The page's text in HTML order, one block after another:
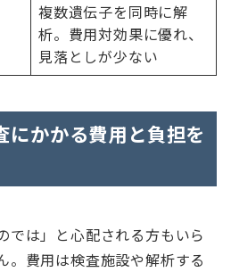
複数遺伝子を同時に解
析。費用対効果に優れ、
見落としが少ない
にかかる費用と負担を
では」と心配される方もいら
。費用は検査施設や解析する